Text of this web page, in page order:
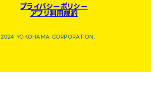
プライバシーポリシー
アプリ利用規約
YOKOHAMA CORPORATION.